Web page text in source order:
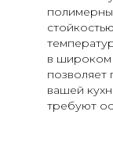
в широком
вашей
требуют